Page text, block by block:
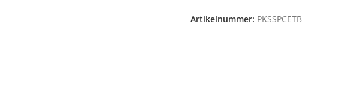
Artikelnummer: PKSSPCETB